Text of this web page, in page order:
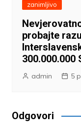
zanimljivo
probajte
300.000.000
admin 5
Odgovori